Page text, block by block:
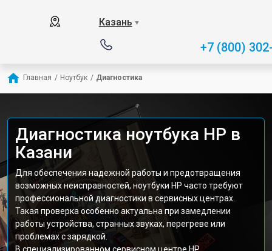
Казань ▼
+7 (800)
Главная / Ноутбук / Диагностика
Диагностика ноутбука HP в
Казани
Для обеспечения надежной работы и предотвращения
возможных неисправностей, ноутбуки HP часто требуют
профессиональной диагностики в сервисных центрах.
Такая проверка особенно актуальна при замедлении
работы устройства, странных звуках, перегреве или
проблемах с зарядкой.